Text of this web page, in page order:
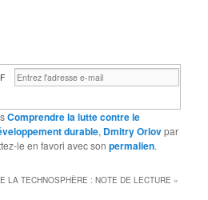
Comprendre la lutte contre le
durable, Dmitry Orlovpar
le en favori avec sonpermalien.
LA TECHNOSPHÈRE : NOTE DE LECTURE »